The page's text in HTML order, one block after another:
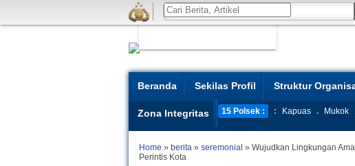
Beranda Sekilas Profil Struktur
Zona Integritas 15 Polsek : : Kapuas . Mukok
Home » berita » seremonial » Wujudkan Lingkungan
Perintis Kota